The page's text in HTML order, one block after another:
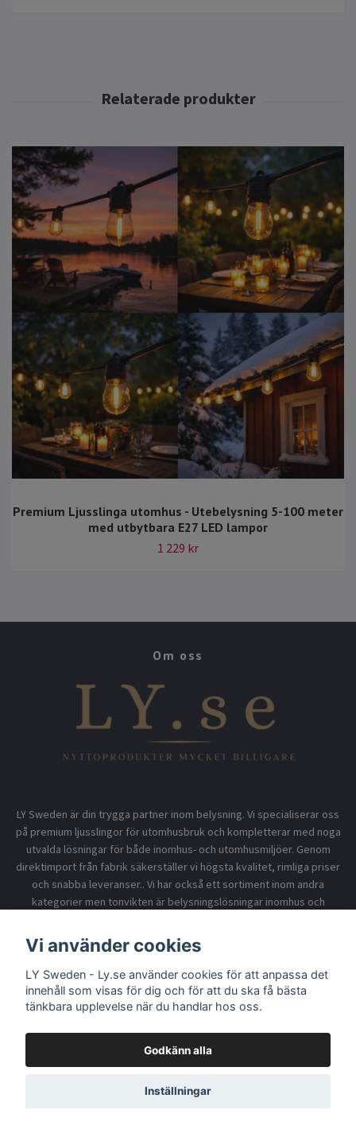
Premium Ljusslinga utomhus - Utebelysning 5-100 meter
med utbytbara E27 LED lampor
1 229 kr
Om oss
LY Sweden är din trygga partner inom belysning. Vi specialiserar oss
på premium ljusslingor för utomhusbruk och kompletterar med noga
utvalda lösningar för både inomhus- och utomhusmiljöer. Genom
direktimport från fabrik säkerställer vi högsta kvalitet, rimliga priser
och snabba leveranser.. Vi har också ett sortiment inom andra
kategorier men tonvikten är belysningslösningar inomhus och
Information
© 2026 LY Sweden - Ly.se
Vi använder cookies
LY Sweden - Ly.se använder cookies för att anpassa det
innehåll som visas för dig och för att du ska få bästa
tänkbara upplevelse när du handlar hos oss.
Godkänn alla
Inställningar